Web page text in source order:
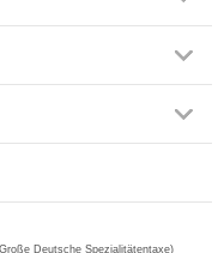
Deutsche Spezialitätentaxe)